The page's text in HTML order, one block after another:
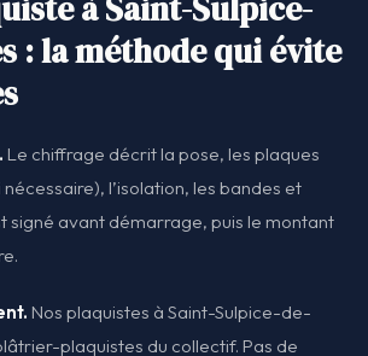
: la méthode qui évite
Le chiffrage décrit la pose, les plaques
nécessaire), l’isolation, les bandes et
signé avant démarrage, puis le montant
Nos plaquistes à Saint-Sulpice-de-
plaquistes du collectif. Pas de